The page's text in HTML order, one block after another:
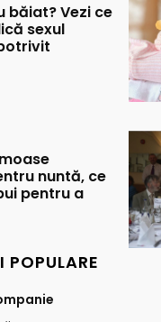
băiat? Vezi ce
sexul
nuntă, ce
pentru a
POPULARE